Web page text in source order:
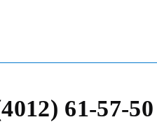
61-57-50